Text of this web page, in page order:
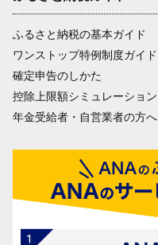
ふるさと納税の基本ガイド
ワンストップ特例制度ガイド
確定申告のしかた
控除上限額シミュレーション
年金受給者・自営業者の方へ